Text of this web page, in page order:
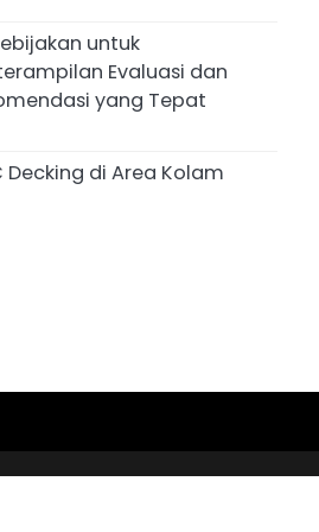
untuk
Evaluasi dan
yang Tepat
Decking di Area Kolam